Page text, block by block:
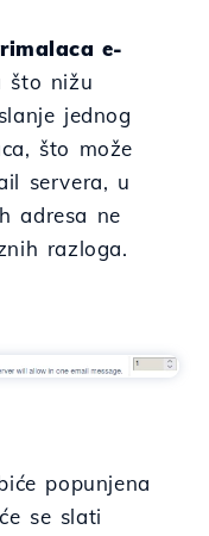
e-
što nižu
jednog
što može
servera, u
adresa ne
razloga.
popunjena
se slati